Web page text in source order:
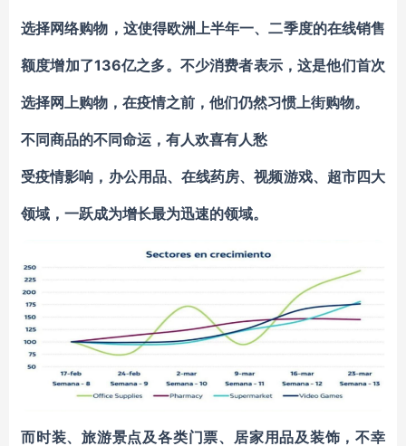
选择网络购物，这使得欧洲上半年一、二季度的在线销售
额度增加了136亿之多。 不少消费者表示，这是他们首次
选择网上购物，在疫情之前，他们仍然习惯上街购物。
不同商品的不同命运，有人欢喜有人愁
受疫情影响，办公用品、在线药房、视频游戏、超市四大
领域，一跃成为增长最为迅速的领域。
而时装、旅游景点及各类门票、居家用品及装饰，不幸